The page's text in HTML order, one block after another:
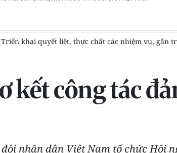
vụ, gắn trách nhiệm người đứng đầu Đổi
kết công tác
nhân dân Việt Nam tổ chức Hội